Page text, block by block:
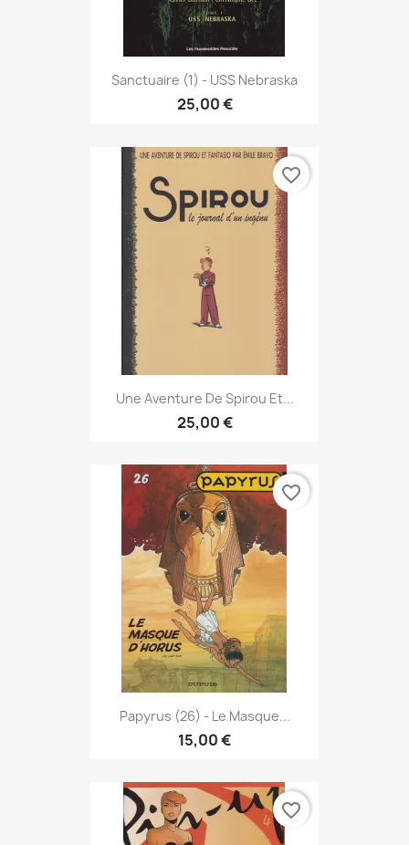
Sanctuaire (1) - USS Nebraska
25,00 €
Une Aventure De Spirou Et...
25,00 €
favorite_border
Papyrus (26) - Le Masque...
15,00 €
favorite_border
favorite_border